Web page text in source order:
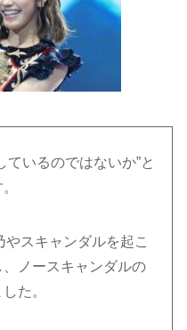
ているのではないか”と
スキャンダルを起こ
ノースキャンダルの
た。